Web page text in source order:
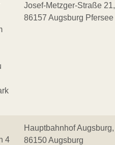
Josef-Metzger-Straße 21,
86157 Augsburg Pfersee
4
Hauptbahnhof Augsburg,
86150 Augsburg